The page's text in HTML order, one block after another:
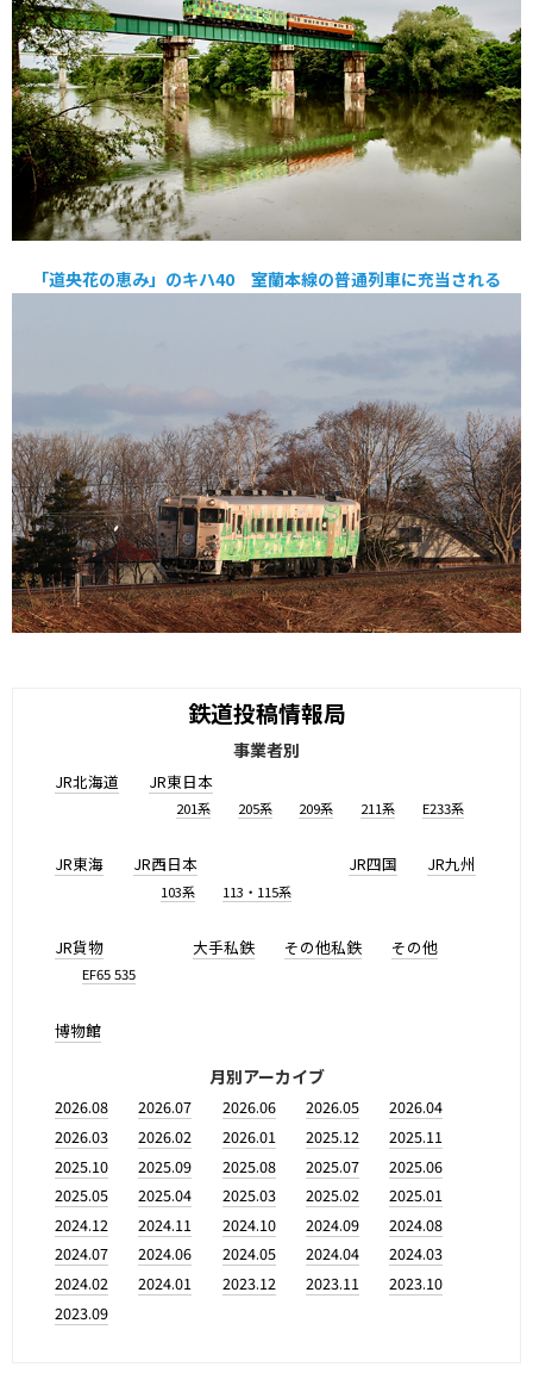
「道央花の恵み」のキハ40 室蘭本線の普通列車に充当される
鉄道投稿情報局
事業者別
JR北海道 JR東日本
201系 205系 209系 211系 E233系
JR東海 JR西日本
103系 113・115系
JR四国 JR九州
JR貨物
EF65 535
大手私鉄 その他私鉄 その他
博物館
月別アーカイブ
2026.08 2026.07 2026.06 2026.05
2026.04
2026.03
2026.02 2026.01 2025.12
2025.11
2025.10
2025.09 2025.08 2025.07
2025.06
2025.05
2025.04 2025.03 2025.02
2025.01
2024.12
2024.11 2024.10 2024.09
2024.08
2024.07
2024.06 2024.05 2024.04
2024.03
2024.02
2024.01 2023.12 2023.11
2023.10
2023.09